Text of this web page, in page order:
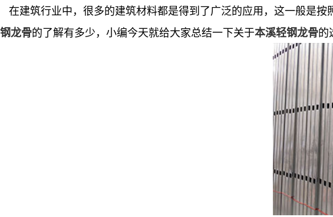
在建筑行业中，很多的建筑材料都是得到了广泛的应用，这一般是
钢龙骨的了解有多少，小编今天就给大家总结一下关于本溪轻钢龙骨的